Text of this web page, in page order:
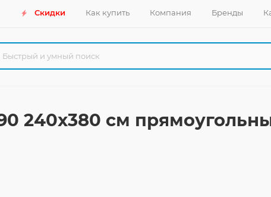
Скидки Как купить Компания Бренды
240x380 см